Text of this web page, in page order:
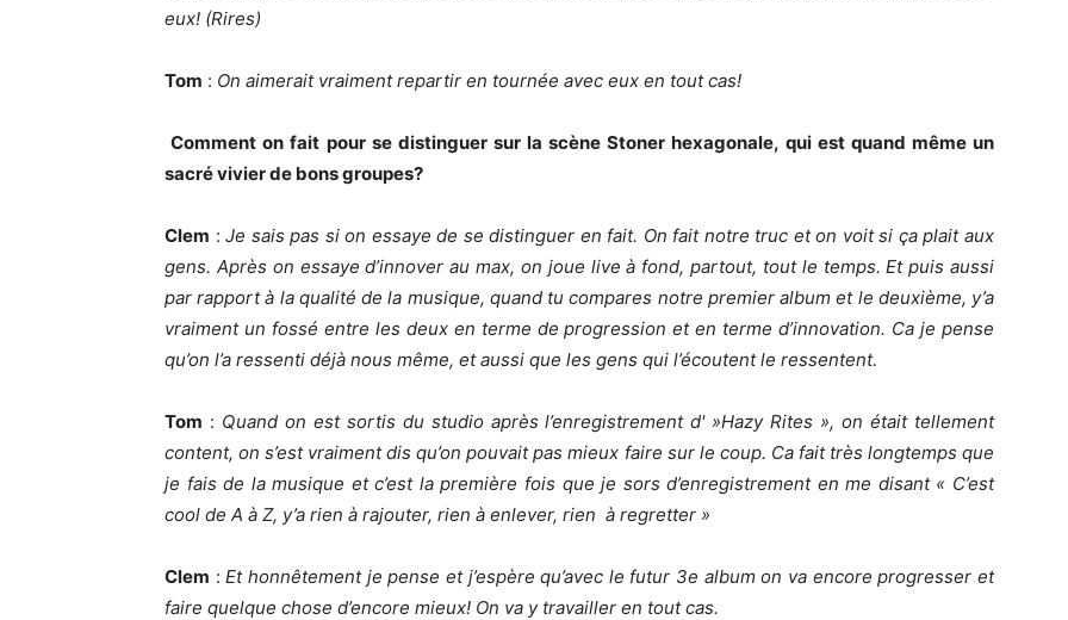
eux! (Rires)
Tom : On aimerait vraiment repartir en tournée avec eux en tout cas!
Comment on fait pour se distinguer sur la scène Stoner hexagonale, qui est quand même un
sacré vivier de bons groupes?
Clem :Je sais pas si on essaye de se distinguer en fait. On fait notre truc et on voit si ça plait aux
gens. Après on essaye d’innover au max, on joue live à fond, partout, tout le temps. Et puis aussi
par rapport à la qualité de la musique, quand tu compares notre premier album et le deuxième, y’a
vraiment un fossé entre les deux en terme de progression et en terme d’innovation. Ca je pense
qu’on l’a ressenti déjà nous même, et aussi que les gens qui l’écoutent le ressentent.
Tom : Quand on est sortis du studio après l’enregistrement d' »Hazy Rites », on était tellement
content, on s’est vraiment dis qu’on pouvait pas mieux faire sur le coup. Ca fait très longtemps que
je fais de la musique et c’est la première fois que je sors d’enregistrement en me disant « C’est
cool de A à Z, y’a rien à rajouter, rien à enlever, rien à regretter »
Clem :Et honnêtement je pense et j’espère qu’avec le futur 3e album on va encore progresser et
faire quelque chose d’encore mieux! On va y travailler en tout cas.